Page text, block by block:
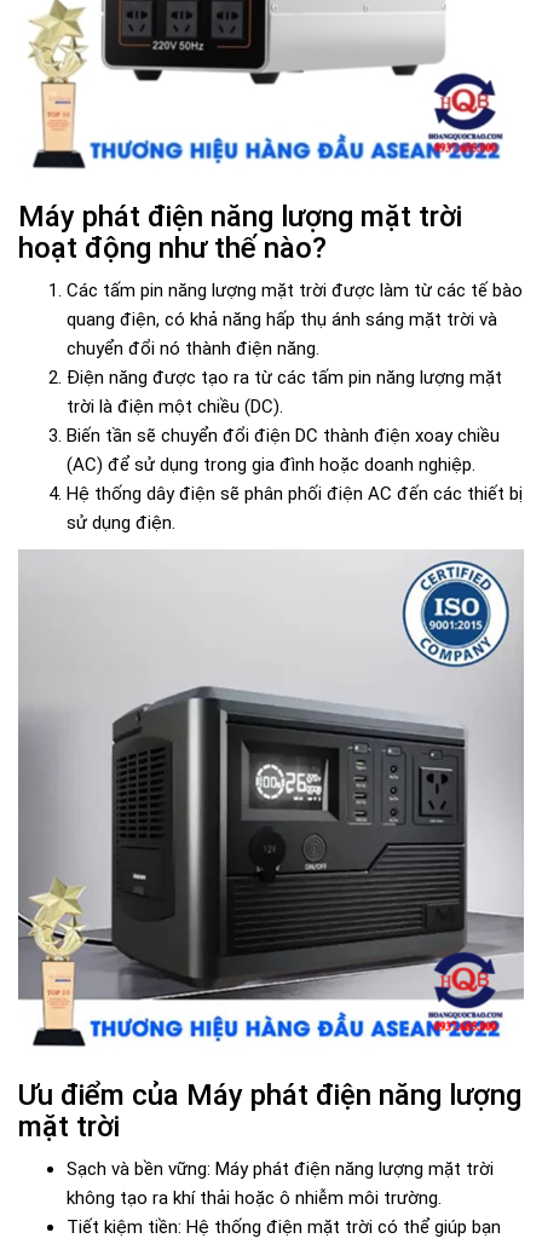
Máy phát điện năng lượng mặt trời
hoạt động như thế nào?
Các tấm pin năng lượng mặt trời được làm từ các tế bào
quang điện, có khả năng hấp thụ ánh sáng mặt trời và
chuyển đổi nó thành điện năng.
Điện năng được tạo ra từ các tấm pin năng lượng mặt
trời là điện một chiều (DC).
Biến tần sẽ chuyển đổi điện DC thành điện xoay chiều
(AC) để sử dụng trong gia đình hoặc doanh nghiệp.
Hệ thống dây điện sẽ phân phối điện AC đến các thiết bị
sử dụng điện.
Ưu điểm của Máy phát điện năng lượng
mặt trời
Sạch và bền vững: Máy phát điện năng lượng mặt trời
không tạo ra khí thải hoặc ô nhiễm môi trường.
Tiết kiệm tiền: Hệ thống điện mặt trời có thể giúp bạn